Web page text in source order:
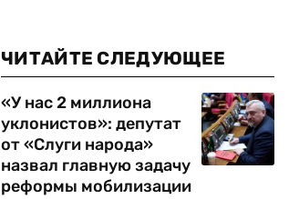
ЧИТАЙТЕ СЛЕДУЮЩЕЕ
«У нас 2 миллиона
уклонистов»: депутат
от «Слуги народа»
назвал главную задачу
реформы мобилизации